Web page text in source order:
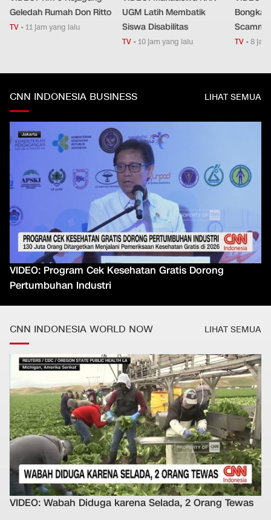
Geledah Rumah Don Ritto
TV • 11 jam yang lalu
UGM Latih Membatik
Siswa Disabilitas
TV • 10 jam yang lalu
Bongkar
TV •8
CNN INDONESIA BUSINESS LIHAT SEMUA
VIDEO: Program Cek Kesehatan Gratis Dorong
Pertumbuhan Industri
CNN INDONESIA WORLD NOW LIHAT SEMUA
VIDEO: Wabah Diduga karena Selada, 2 Orang Tewas